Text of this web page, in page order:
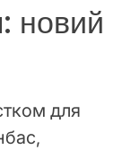
новий
для